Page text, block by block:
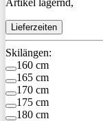
Lieferzeiten
Skilängen:
160 cm
165 cm
170 cm
175 cm
180 cm